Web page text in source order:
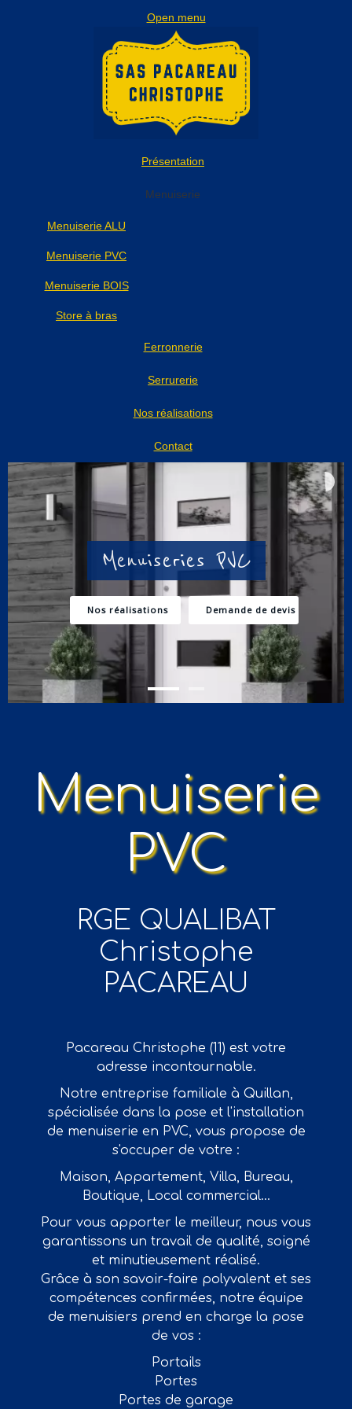
Open menu
Présentation
Menuiserie
Menuiserie ALU
Menuiserie PVC
Menuiserie BOIS
Store à bras
Ferronnerie
Serrurerie
Nos réalisations
Contact
Menuiseries PVC
Nos réalisations Demande de devis
Menuiserie
PVC
RGE QUALIBAT
Christophe
PACAREAU
Pacareau Christophe (11) est votre
adresse incontournable.
Notre entreprise familiale à Quillan,
spécialisée dans la pose et l'installation
de menuiserie en PVC, vous propose de
s'occuper de votre :
Maison, Appartement, Villa, Bureau,
Boutique, Local commercial…
Pour vous apporter le meilleur, nous vous
garantissons un travail de qualité, soigné
et minutieusement réalisé.
Grâce à son savoir-faire polyvalent et ses
compétences confirmées, notre équipe
de menuisiers prend en charge la pose
de vos :
Portails
Portes
Portes de garage